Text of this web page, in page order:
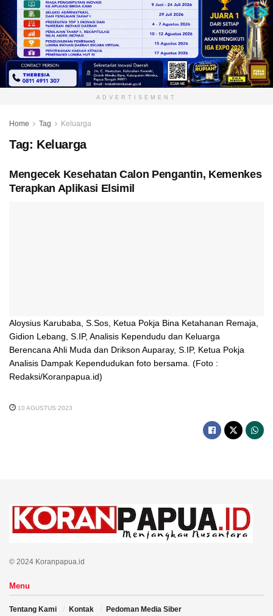
ADVERTISEMENT
Home Tag Keluarga
Tag: Keluarga
Mengecek Kesehatan Calon Pengantin, Kemenkes
Terapkan Aplikasi Elsimil
Aloysius Karubaba, S.Sos, Ketua Pokja Bina Ketahanan Remaja,
Gidion Lebang, S.IP, Analisis Kependudu dan Keluarga
Berencana Ahli Muda dan Drikson Auparay, S.IP, Ketua Pokja
Analisis Dampak Kependudukan foto bersama. (Foto :
Redaksi/Koranpapua.id)
10 AGUSTUS 2023
© 2024 Koranpapua.id
Menu
Tentang Kami Kontak Pedoman Media Siber